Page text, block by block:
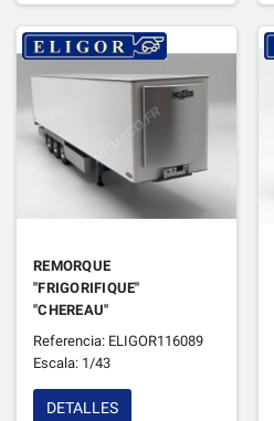
REMORQUE
"FRIGORIFIQUE"
"CHEREAU"
Referencia: ELIGOR116089
Escala: 1/43
DETALLES